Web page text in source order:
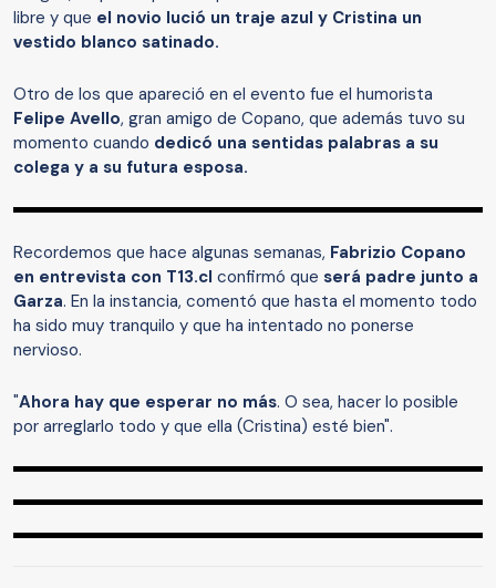
libre y que el novio lució un traje azul y Cristina un
vestido blanco satinado.
Otro de los que apareció en el evento fue el humorista
Felipe Avello, gran amigo de Copano, que además tuvo su
momento cuando dedicó una sentidas palabras a su
colega y a su futura esposa.
Recordemos que hace algunas semanas, Fabrizio Copano
en entrevista con T13.cl confirmó que será padre junto a
Garza. En la instancia, comentó que hasta el momento todo
ha sido muy tranquilo y que ha intentado no ponerse
nervioso.
"Ahora hay que esperar no más. O sea, hacer lo posible
por arreglarlo todo y que ella (Cristina) esté bien".